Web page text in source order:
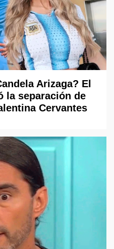
Arizaga? El
la separación de
Cervantes